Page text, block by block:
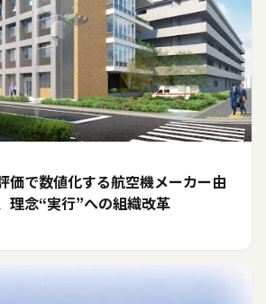
価で数値化する――航空機メーカー由
理念“実行”への組織改革